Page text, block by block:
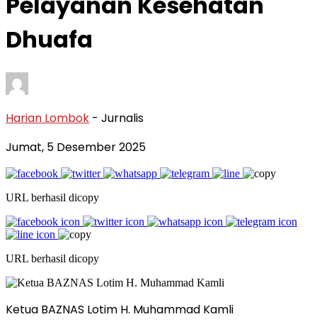
Dhuafa
Harian Lombok - Jurnalis
Jumat, 5 Desember 2025
URL berhasil dicopy
URL berhasil dicopy
Ketua BAZNAS Lotim H. Muhammad Kamli